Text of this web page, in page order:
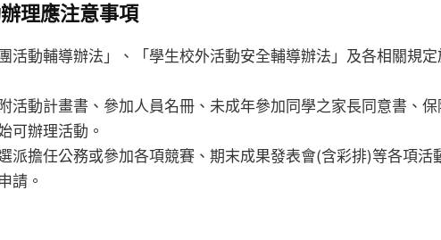
理應注意事項
活動輔導辦法」、「學生校外活動安全輔導辦法」及各相關規
活動計畫書、參加人員名冊、未成年參加同學之家長同意書、
可辦理活動。
派擔任公務或參加各項競賽、期末成果發表會(含彩排)等各項活
請。